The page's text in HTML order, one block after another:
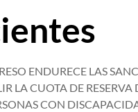
ENDURECE LAS
LA CUOTA DE RESERVA
CON